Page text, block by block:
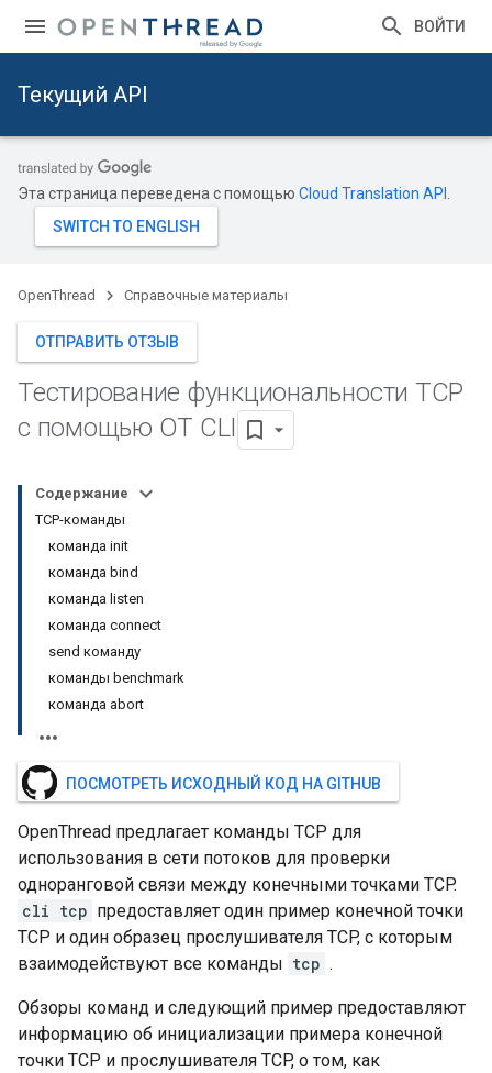
ВОЙТИ
Текущий API
Эта страница переведена с помощью Cloud Translation API
OpenThread Справочные материалы
ОТПРАВИТЬ ОТЗЫВ
Тестирование функциональности TCP
с помощью OT CLI
Содержание
TCP-команды
команда init
команда bind
команда listen
команда connect
send команду
команды benchmark
команда abort
ПОСМОТРЕТЬ ИСХОДНЫЙ КОД НА GITHUB
OpenThread предлагает команды TCP для
использования в сети потоков для проверки
одноранговой связи между конечными точками TCP.
cli tcp предоставляет один пример конечной точки
TCP и один образец прослушивателя TCP, с которым
взаимодействуют все команды tcp .
Обзоры команд и следующий пример предоставляют
информацию об инициализации примера конечной
точки TCP и прослушивателя TCP, о том, как